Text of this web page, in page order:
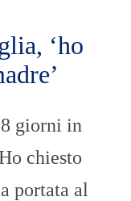
‘ho
8 giorni in
chiesto
portata al